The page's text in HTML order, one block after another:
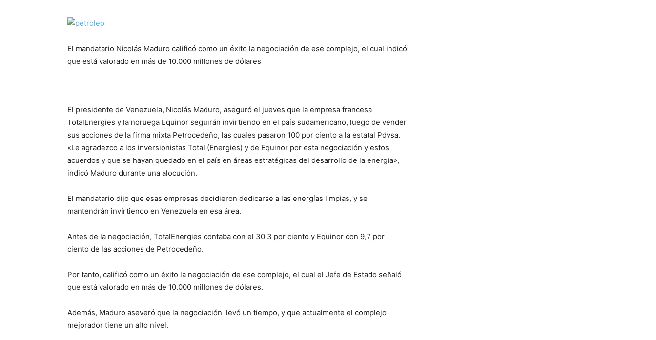
El mandatario Nicolás Maduro calificó como un éxito la negociación de ese complejo, el cual indicó
que está valorado en más de 10.000 millones de dólares
El presidente de Venezuela, Nicolás Maduro, aseguró el jueves que la empresa francesa
TotalEnergies y la noruega Equinor seguirán invirtiendo en el país sudamericano, luego de vender
sus acciones de la firma mixta Petrocedeño, las cuales pasaron 100 por ciento a la estatal Pdvsa.
«Le agradezco a los inversionistas Total (Energies) y de Equinor por esta negociación y estos
acuerdos y que se hayan quedado en el país en áreas estratégicas del desarrollo de la energía»,
indicó Maduro durante una alocución.
El mandatario dijo que esas empresas decidieron dedicarse a las energías limpias, y se
mantendrán invirtiendo en Venezuela en esa área.
Antes de la negociación, TotalEnergies contaba con el 30,3 por ciento y Equinor con 9,7 por
ciento de las acciones de Petrocedeño.
Por tanto, calificó como un éxito la negociación de ese complejo, el cual el Jefe de Estado señaló
que está valorado en más de 10.000 millones de dólares.
Además, Maduro aseveró que la negociación llevó un tiempo, y que actualmente el complejo
mejorador tiene un alto nivel.